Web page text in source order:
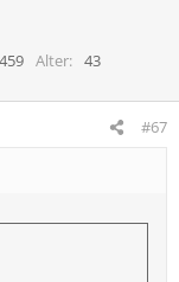
Alter
43
#67